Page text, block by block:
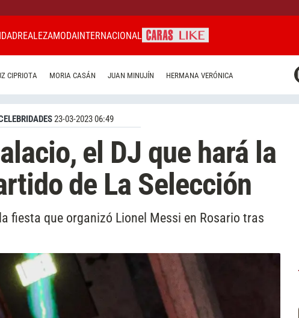
REALEZAMODAINTERNACIONAL
CIPRIOTA MORIA CASÁN JUAN MINUJÍN HERMANA VERÓNICA
23-03-2023 06:49
el DJ que hará la
de La Selección
fiesta que organizó Lionel Messi en Rosario tras